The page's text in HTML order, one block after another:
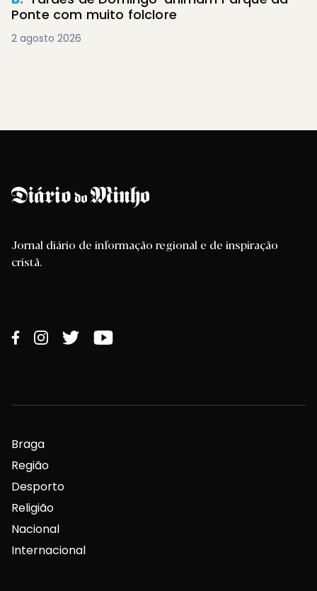
Ponte com muito folclore
2 agosto 2026
Jornal diário de informação regional e de inspiração
cristã.
Braga
Região
Desporto
Religião
Nacional
Internacional